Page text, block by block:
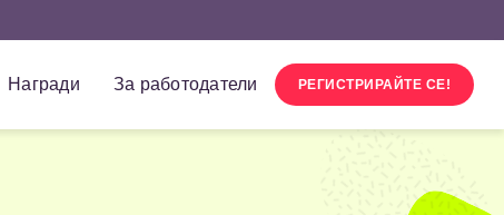
Награди За работодатели РЕГИСТРИРАЙТЕ СЕ!